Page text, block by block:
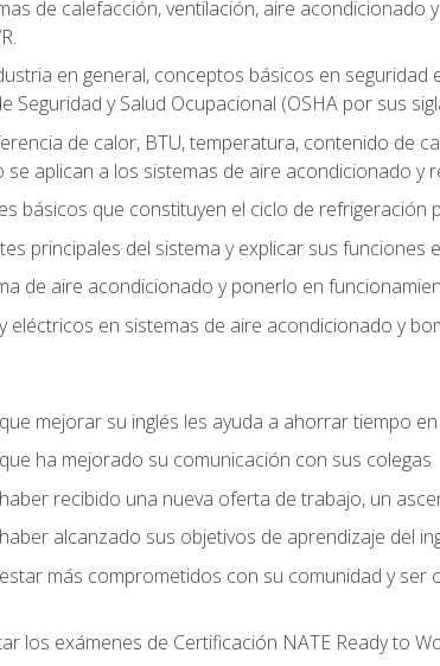
de calefacción, ventilación, aire acondicionado
en general, conceptos básicos en
Seguridad y Salud Ocupacional (OSHA por sus
de calor, BTU, temperatura, contenido de
se aplican a los sistemas de aire acondicionado y
básicos que constituyen el ciclo de refrigeración
principales del sistema y explicar sus funciones
de aire acondicionado y ponerlo en
eléctricos en sistemas de aire acondicionado y
mejorar su inglés les ayuda a ahorrar tiempo
ha mejorado su comunicación con sus colegas
recibido una nueva oferta de trabajo, un
alcanzado sus objetivos de aprendizaje del
más comprometidos con su comunidad y ser
los exámenes de Certificación NATE Ready to